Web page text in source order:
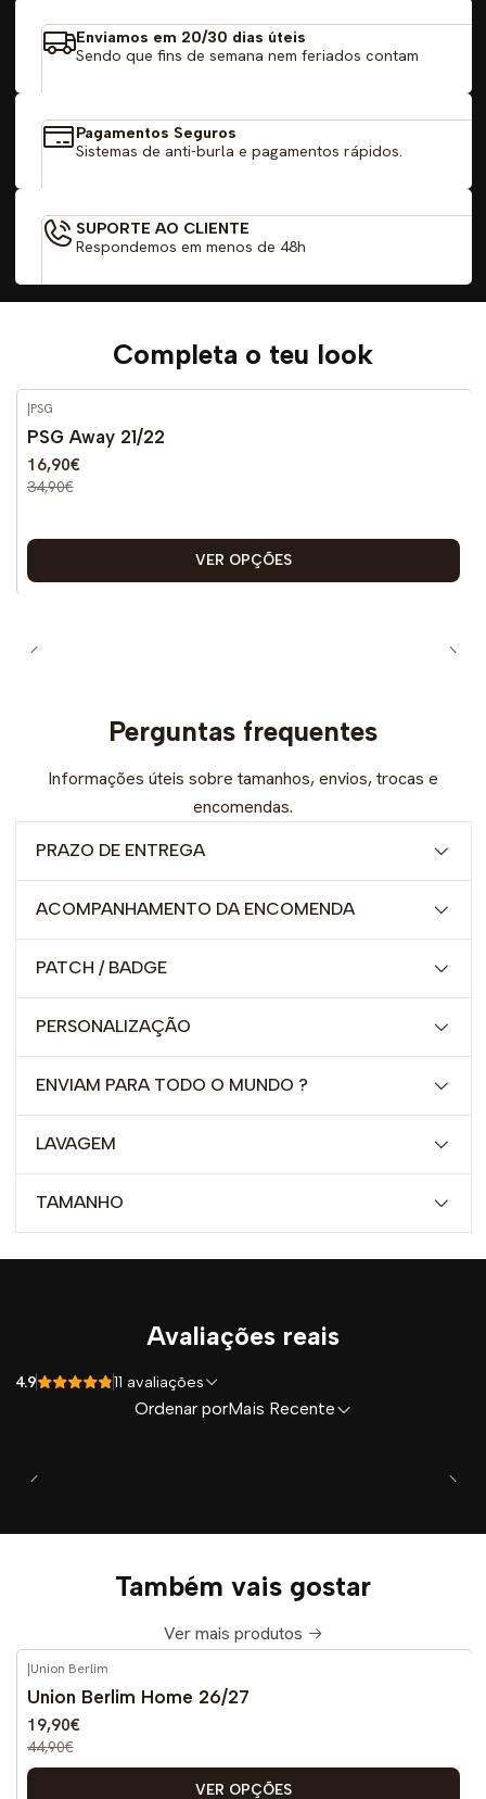
Enviamos em 20/30 dias úteis
Sendo que fins de semana nem feriados contam
Pagamentos Seguros
Sistemas de anti-burla e pagamentos rápidos.
SUPORTE AO CLIENTE
Respondemos em menos de 48h
Completa o teu look
DESCONTO
|PSG
PSG Away 21/22
16,90€
34,90€
VER OPÇÕES
Perguntas frequentes
Informações úteis sobre tamanhos, envios, trocas e
encomendas.
PRAZO DE ENTREGA
ACOMPANHAMENTO DA ENCOMENDA
PATCH / BADGE
PERSONALIZAÇÃO
ENVIAM PARA TODO O MUNDO ?
LAVAGEM
TAMANHO
Avaliações reais
4.9 11 avaliações
Ordenar porMais Recente
Também vais gostar
Ver mais produtos
-56%
DESCONTO
|Union Berlim
Union Berlim Home 26/27
19,90€
44,90€
VER OPÇÕES